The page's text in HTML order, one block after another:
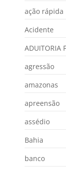
ação rápida
Acidente
ADUITORIA
agressão
amazonas
apreensão
assédio
Bahia
banco